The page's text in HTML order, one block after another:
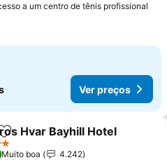
a um centro de tênis profissional
Ver preços
Adicionar aos favoritos
Hvar Bayhill Hotel
Muito boa
4.242